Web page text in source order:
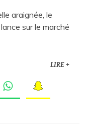
araignée, le
sur le marché
LIRE +